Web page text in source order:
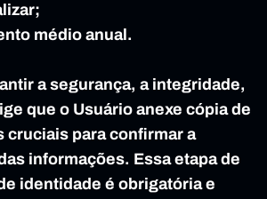
médio anual.
a segurança, a integridade,
que o Usuário anexe cópia de
cruciais para confirmar a
informações. Essa etapa de
identidade é obrigatória e